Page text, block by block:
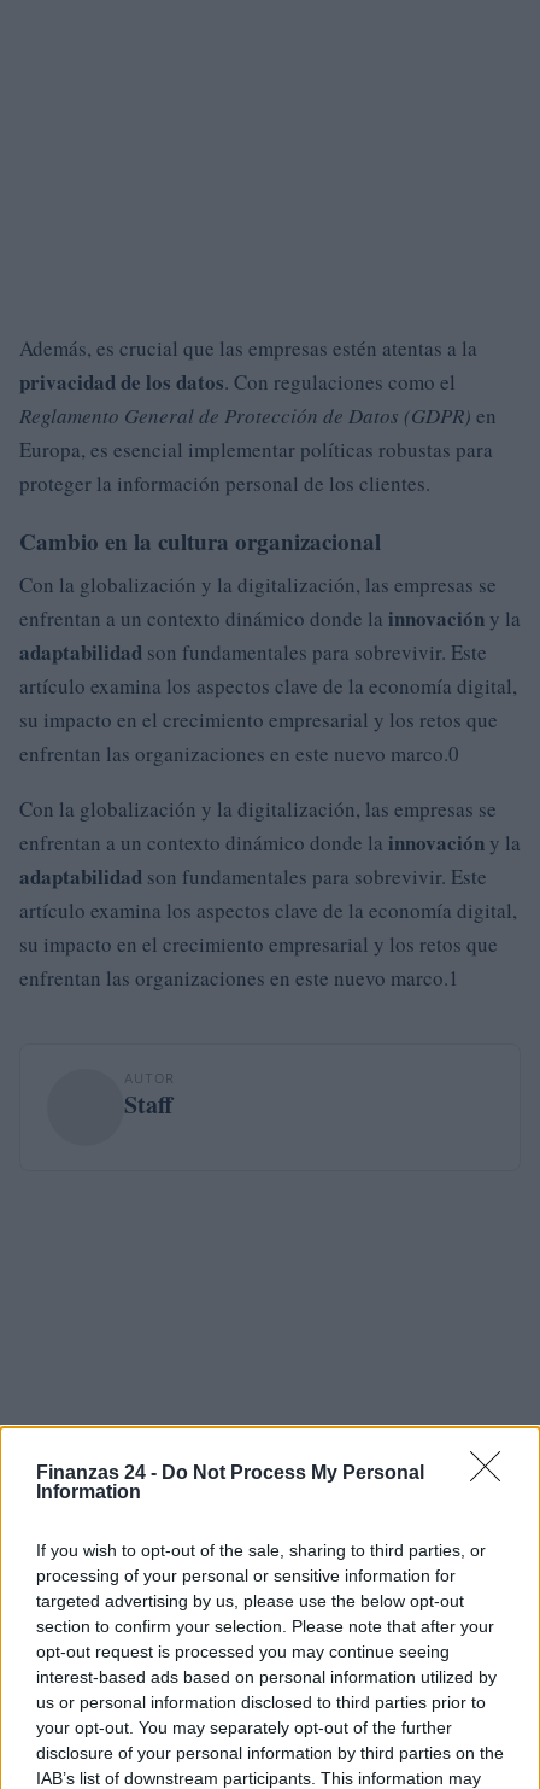
Finanzas 24 - Do Not Process My Personal
Information
If you wish to opt-out of the sale, sharing to third parties, or
processing of your personal or sensitive information for
targeted advertising by us, please use the below opt-out
section to confirm your selection. Please note that after your
opt-out request is processed you may continue seeing
interest-based ads based on personal information utilized by
us or personal information disclosed to third parties prior to
your opt-out. You may separately opt-out of the further
disclosure of your personal information by third parties on the
IAB’s list of downstream participants. This information may
Además, es crucial que las empresas estén atentas a la
privacidad de los datos. Con regulaciones como el
Reglamento General de Protección de Datos (GDPR) en
Europa, es esencial implementar políticas robustas para
proteger la información personal de los clientes.
Cambio en la cultura organizacional
Con la globalización y la digitalización, las empresas se
enfrentan a un contexto dinámico donde la innovación y la
adaptabilidad son fundamentales para sobrevivir. Este
artículo examina los aspectos clave de la economía digital,
su impacto en el crecimiento empresarial y los retos que
enfrentan las organizaciones en este nuevo marco.0
Con la globalización y la digitalización, las empresas se
enfrentan a un contexto dinámico donde la innovación y la
adaptabilidad son fundamentales para sobrevivir. Este
artículo examina los aspectos clave de la economía digital,
su impacto en el crecimiento empresarial y los retos que
enfrentan las organizaciones en este nuevo marco.1
AUTOR
Staff
Sigue leyendo